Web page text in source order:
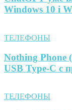
Windows 10 і
ТЕЛЕФОНЫ
Nothing Phone
USB Type-C с
ТЕЛЕФОНЫ